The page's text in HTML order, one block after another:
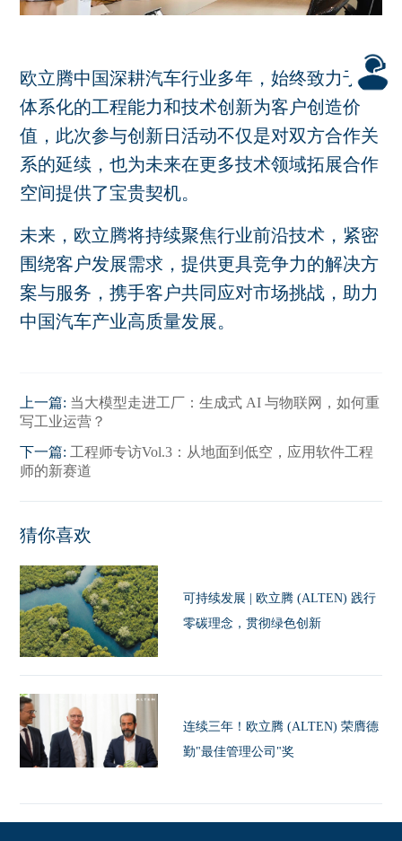
欧立腾中国深耕汽车行业多年，始终致力于以
体系化的工程能力和技术创新为客户创造价
值，此次参与创新日活动不仅是对双方合作关
系的延续，也为未来在更多技术领域拓展合作
空间提供了宝贵契机。
未来，欧立腾将持续聚焦行业前沿技术，紧密
围绕客户发展需求，提供更具竞争力的解决方
案与服务，携手客户共同应对市场挑战，助力
中国汽车产业高质量发展。
上一篇: 当大模型走进工厂：生成式 AI 与物联网，如何重
写工业运营？
下一篇: 工程师专访Vol.3：从地面到低空，应用软件工程
师的新赛道
猜你喜欢
可持续发展 | 欧立腾 (ALTEN) 践行
零碳理念，贯彻绿色创新
连续三年！欧立腾 (ALTEN) 荣膺德
勤"最佳管理公司"奖